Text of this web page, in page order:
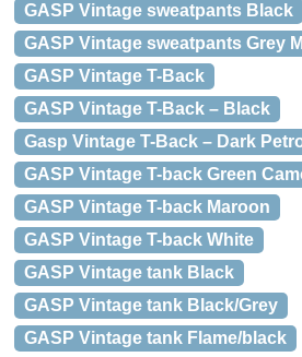
GASP Vintage sweatpants Black
GASP Vintage sweatpants Grey
GASP Vintage T-Back
GASP Vintage T-Back – Black
Gasp Vintage T-Back – Dark
GASP Vintage T-back Green
GASP Vintage T-back Maroon
GASP Vintage T-back White
GASP Vintage tank Black
GASP Vintage tank Black/Grey
GASP Vintage tank Flame/black